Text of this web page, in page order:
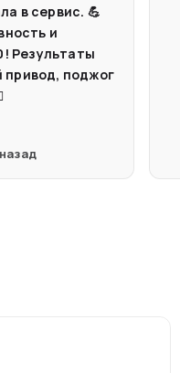
в сервис. 💪
и
Результаты
привод, поджог